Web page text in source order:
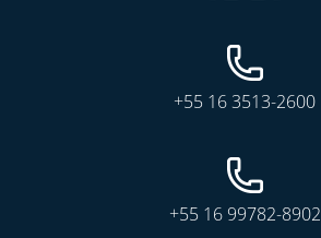
+55 16 3513-2600
+55 16 99782-8902